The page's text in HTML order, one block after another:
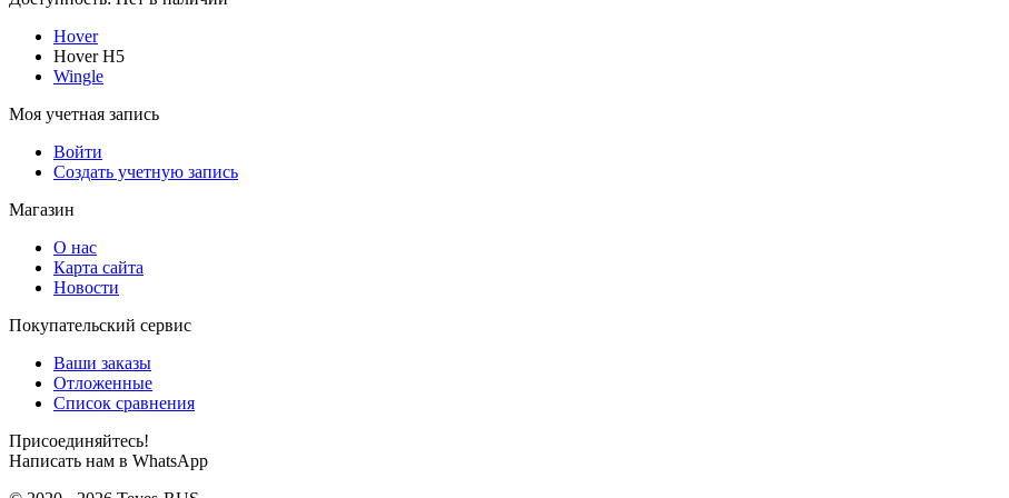
Hover
Hover H5
Wingle
Моя учетная запись
Войти
Создать учетную запись
Магазин
О нас
Карта сайта
Новости
Покупательский сервис
Ваши заказы
Отложенные
Список сравнения
Присоединяйтесь!
Написать нам в WhatsApp